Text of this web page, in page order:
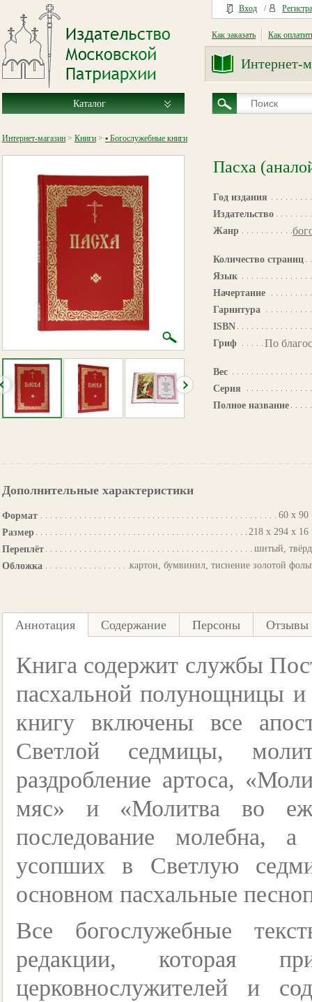
Вход /
Как заказать Как
Интернет-
Каталог
Интернет-магазин > Книги > ▪ Богослужебные книги
Пасха
Год издания
Издательство
Жанр
Количество страниц
Язык
Начертание
Гарнитура
ISBN
Гриф
По
Вес
Серия
Полное название
Дополнительные характеристики
Формат
60 х 90
Размер
218 х 294 х
Переплёт
шитый,
Обложка
картон, бумвинил, тиснение золотой
Аннотация Содержание Персоны Отзывы
Книга содержит службы
пасхальной полунощницы
книгу включены все
Светлой седмицы,
раздробление артоса,
мяс» и «Молитва во
последование молебна, а
усопших в Светлую
основном пасхальные
Все богослужебные
редакции, которая
церковнослужителей и